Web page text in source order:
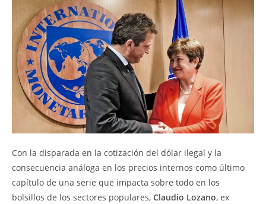
Con la disparada en la cotización del dólar ilegal y la
consecuencia análoga en los precios internos como último
capítulo de una serie que impacta sobre todo en los
bolsillos de los sectores populares, Claudio Lozano, ex